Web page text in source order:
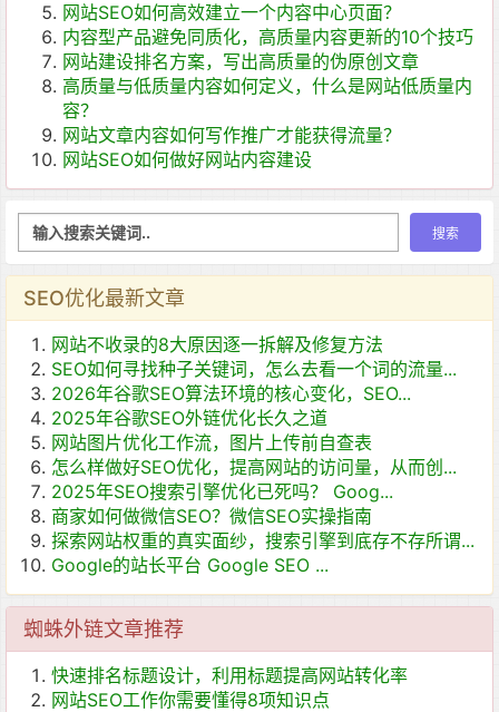
网站SEO如何高效建立一个内容中心页面？
内容型产品避免同质化，高质量内容更新的10个技巧
网站建设排名方案，写出高质量的伪原创文章
高质量与低质量内容如何定义，什么是网站低质量内
容？
网站文章内容如何写作推广才能获得流量？
网站SEO如何做好网站内容建设
SEO优化最新文章
网站不收录的8大原因逐一拆解及修复方法
SEO如何寻找种子关键词，怎么去看一个词的流量...
2026年谷歌SEO算法环境的核心变化，SEO...
2025年谷歌SEO外链优化长久之道
网站图片优化工作流，图片上传前自查表
怎么样做好SEO优化，提高网站的访问量，从而创...
2025年SEO搜索引擎优化已死吗？ Goog...
商家如何做微信SEO？微信SEO实操指南
探索网站权重的真实面纱，搜索引擎到底存不存所谓...
Google的站长平台 Google SEO ...
蜘蛛外链文章推荐
快速排名标题设计，利用标题提高网站转化率
网站SEO工作你需要懂得8项知识点